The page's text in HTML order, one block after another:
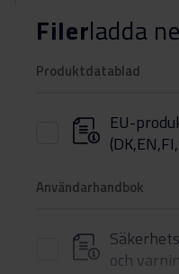
Filerladda
Produktdatablad
EU-
Användarhandbok
och